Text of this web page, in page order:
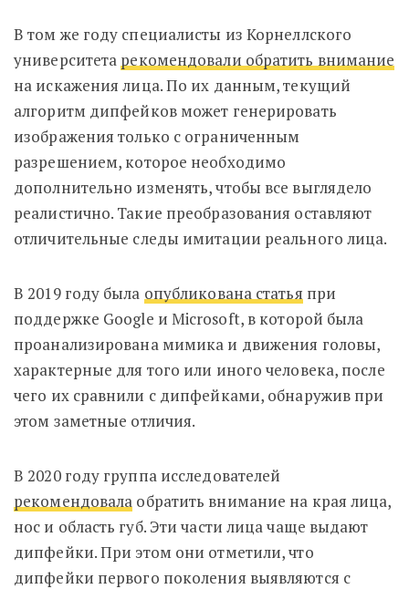
В том же году специалисты из Корнеллского
университета рекомендовали обратить внимание
на искажения лица. По их данным, текущий
алгоритм дипфейков может генерировать
изображения только с ограниченным
разрешением, которое необходимо
дополнительно изменять, чтобы все выглядело
реалистично. Такие преобразования оставляют
отличительные следы имитации реального лица.
В 2019 году была опубликована статья при
поддержке Google и Microsoft, в которой была
проанализирована мимика и движения головы,
характерные для того или иного человека, после
чего их сравнили с дипфейками, обнаружив при
этом заметные отличия.
В 2020 году группа исследователей
рекомендовала обратить внимание на края лица,
нос и область губ. Эти части лица чаще выдают
дипфейки. При этом они отметили, что
дипфейки первого поколения выявляются с